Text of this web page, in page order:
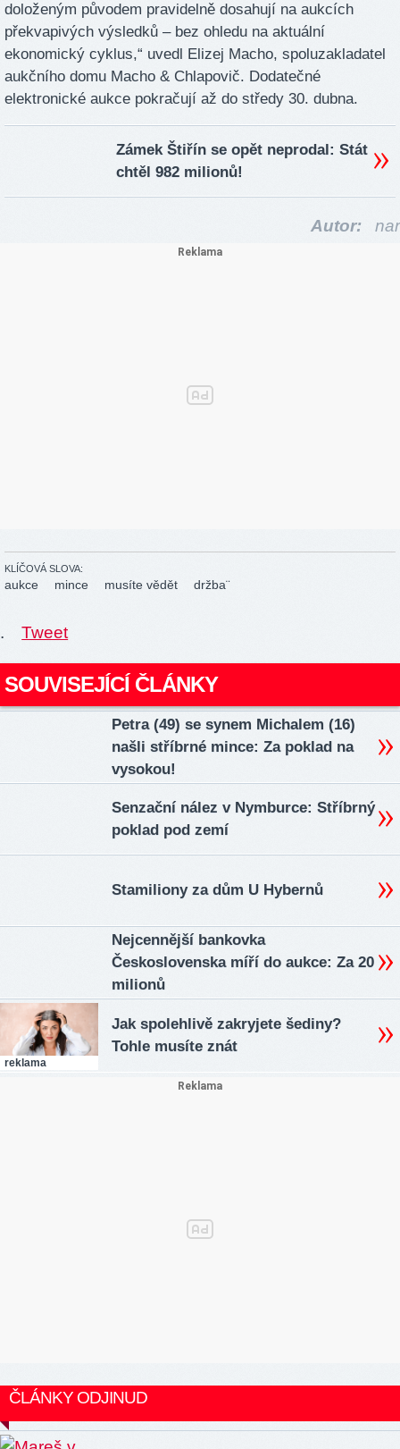
doloženým původem pravidelně dosahují na aukcích
překvapivých výsledků – bez ohledu na aktuální
ekonomický cyklus,“ uvedl Elizej Macho, spoluzakladatel
aukčního domu Macho & Chlapovič. Dodatečné
elektronické aukce pokračují až do středy 30. dubna.
Zámek Štiřín se opět neprodal: Stát
chtěl 982 milionů!
Autor: nar
KLÍČOVÁ SLOVA:
aukce mince musíte vědět držba¨
. Tweet
SOUVISEJÍCÍ ČLÁNKY
Petra (49) se synem Michalem (16)
našli stříbrné mince: Za poklad na
vysokou!
Senzační nález v Nymburce: Stříbrný
poklad pod zemí
Stamiliony za dům U Hybernů
Nejcennější bankovka
Československa míří do aukce: Za 20
milionů
reklama
Jak spolehlivě zakryjete šediny?
Tohle musíte znát
ČLÁNKY ODJINUD